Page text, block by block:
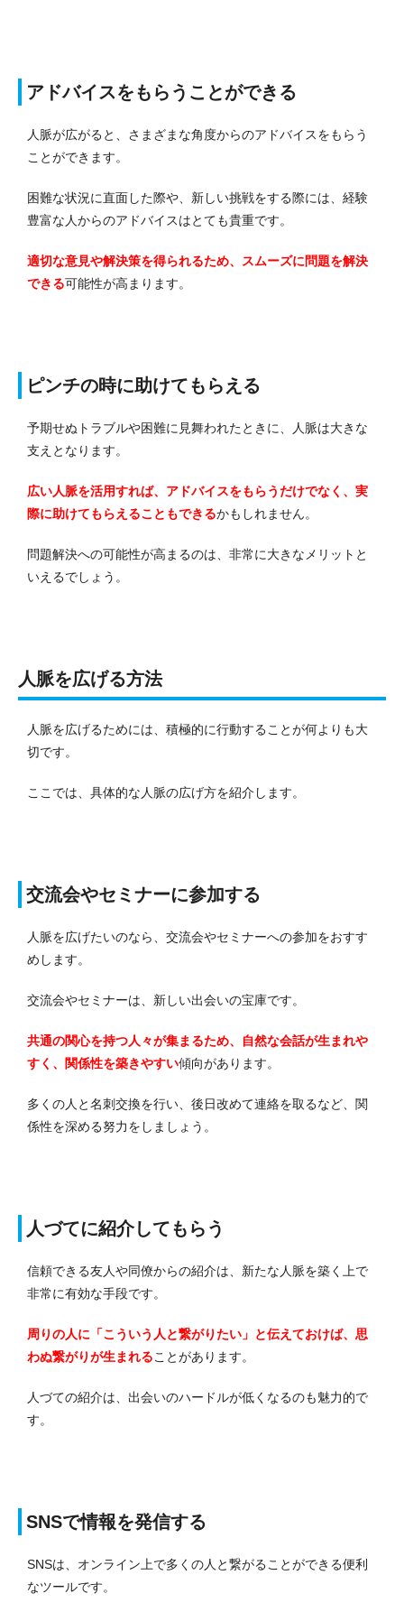
アドバイスをもらうことができる
人脈が広がると、さまざまな角度からのアドバイスをもらう
ことができます。
困難な状況に直面した際や、新しい挑戦をする際には、経験
豊富な人からのアドバイスはとても貴重です。
適切な意見や解決策を得られるため、スムーズに問題を解決
できる可能性が高まります。
ピンチの時に助けてもらえる
予期せぬトラブルや困難に見舞われたときに、人脈は大きな
支えとなります。
広い人脈を活用すれば、アドバイスをもらうだけでなく、実
際に助けてもらえることもできるかもしれません。
問題解決への可能性が高まるのは、非常に大きなメリットと
いえるでしょう。
人脈を広げる方法
人脈を広げるためには、積極的に行動することが何よりも大
切です。
ここでは、具体的な人脈の広げ方を紹介します。
交流会やセミナーに参加する
人脈を広げたいのなら、交流会やセミナーへの参加をおすす
めします。
交流会やセミナーは、新しい出会いの宝庫です。
共通の関心を持つ人々が集まるため、自然な会話が生まれや
すく、関係性を築きやすい傾向があります。
多くの人と名刺交換を行い、後日改めて連絡を取るなど、関
係性を深める努力をしましょう。
人づてに紹介してもらう
信頼できる友人や同僚からの紹介は、新たな人脈を築く上で
非常に有効な手段です。
周りの人に「こういう人と繋がりたい」と伝えておけば、思
わぬ繋がりが生まれることがあります。
人づての紹介は、出会いのハードルが低くなるのも魅力的で
す。
SNSで情報を発信する
SNSは、オンライン上で多くの人と繋がることができる便利
なツールです。